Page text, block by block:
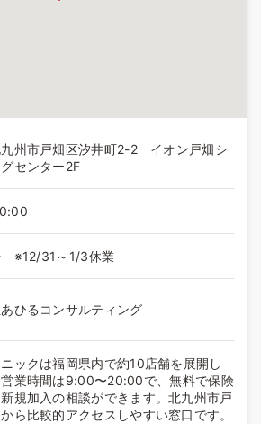
州市戸畑区汐井町2-2 イオン戸畑シ
センター2F
※12/31～1/3休業
ひるコンサルティング
ックは福岡県内で約10店舗を展開し
業時間は9:00〜20:00で、無料で保険
規加入の相談ができます。北九州市戸
ら比較的アクセスしやすい窓口です。